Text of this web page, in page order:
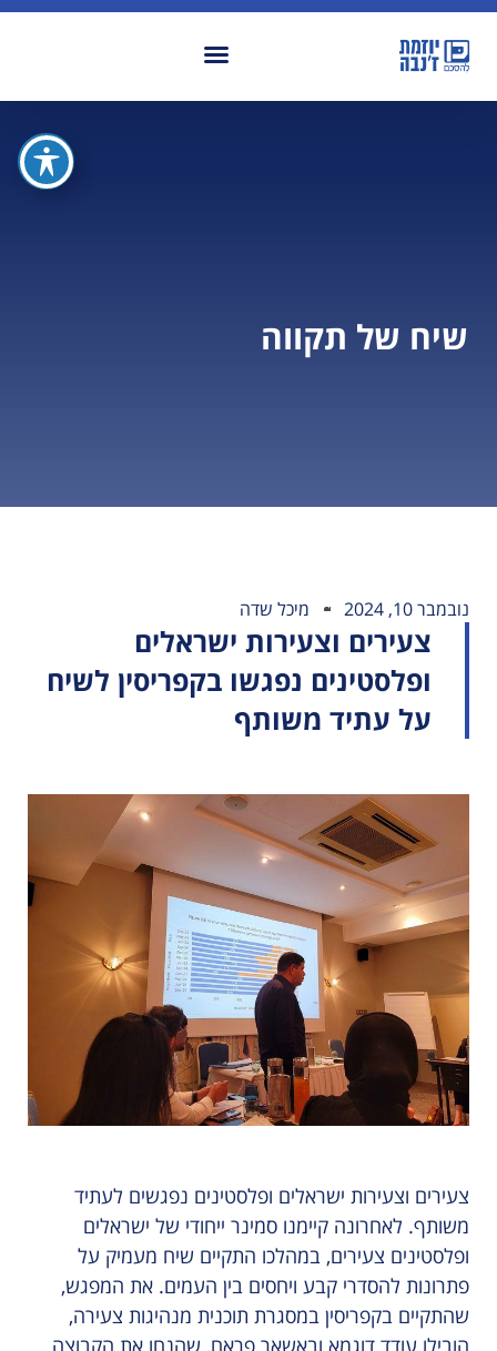
שיח של תקווה
נובמבר 10, 2024 מיכל שדה
צעירים וצעירות ישראלים
ופלסטינים נפגשו בקפריסין לשיח
על עתיד משותף
צעירים וצעירות ישראלים ופלסטינים נפגשים לעתיד
משותף. לאחרונה קיימנו סמינר ייחודי של ישראלים
ופלסטינים צעירים, במהלכו התקיים שיח מעמיק על
פתרונות להסדרי קבע ויחסים בין העמים. את המפגש,
שהתקיים בקפריסין במסגרת תוכנית מנהיגות צעירה,
הובילו עודד דוגמא ובאשאר פראח, שהנחו את הקבוצה